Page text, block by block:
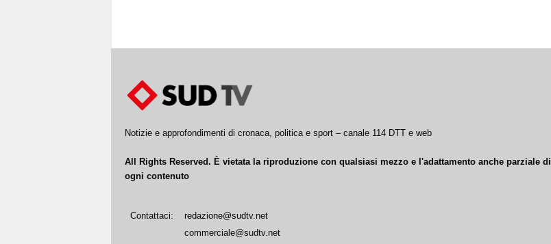
Notizie e approfondimenti di cronaca, politica e sport – canale 114 DTT e web
All Rights Reserved. È vietata la riproduzione con qualsiasi mezzo e l'adattamento anche parziale di
ogni contenuto
Contattaci:
redazione@sudtv.net
commerciale@sudtv.net